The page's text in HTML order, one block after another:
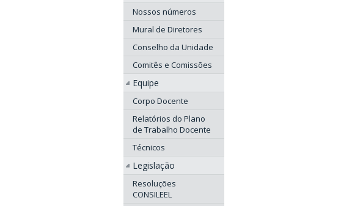
Nossos números
Mural de Diretores
Conselho da Unidade
Comitês e Comissões
Equipe
Corpo Docente
Relatórios do Plano
de Trabalho Docente
Técnicos
Legislação
Resoluções
CONSILEEL